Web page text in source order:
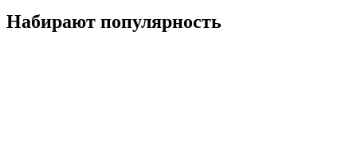
Набирают популярность